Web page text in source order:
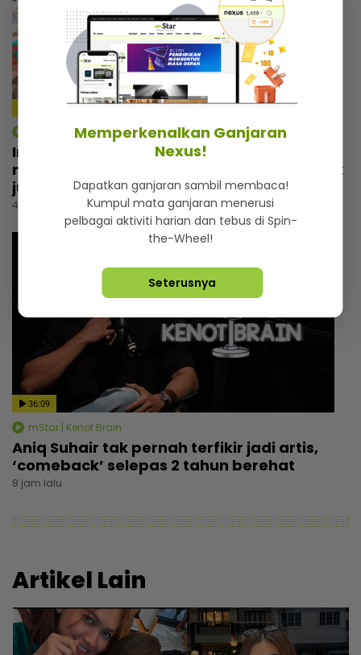
mStar | Hiburan
Irfan Zaini sibuk penggambaran di India,
mak sampai nak buat ‘appointment’ untuk
jumpa
4 jam lalu
36:09
mStar | Kenot Brain
Aniq Suhair tak pernah terfikir jadi artis,
‘comeback’ selepas 2 tahun berehat
8 jam lalu
Artikel Lain
Memperkenalkan Ganjaran
Nexus!
Dapatkan ganjaran sambil membaca!
Kumpul mata ganjaran menerusi
pelbagai aktiviti harian dan tebus di Spin-
the-Wheel!
Seterusnya